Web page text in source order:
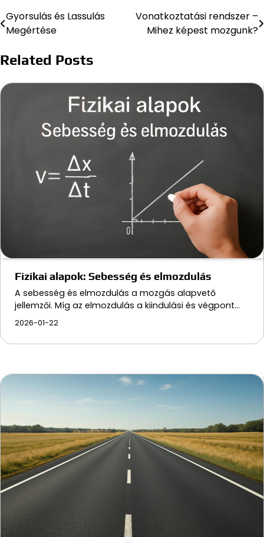
Bejegyzés
navigáció
Gyorsulás és Lassulás
Megértése
Vonatkoztatási rendszer –
Mihez képest mozgunk?
Related Posts
Fizikai alapok: Sebesség és elmozdulás
A sebesség és elmozdulás a mozgás alapvető
jellemzői. Míg az elmozdulás a kiindulási és végpont…
2026-01-22